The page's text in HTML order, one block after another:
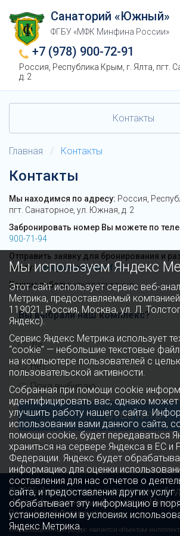
Санаторий «Южный»
ФГБУ «МФК Минфина России»
+7 (978) 900-72-91
Россия, Республика Крым, г. Ялта, пгт.
д. 2
Контакты
Главная / Контакты
Контакты
Мы находимся по адресу: Россия,
пгт. Санаторное, ул. Южная, д. 2
Забронировать номер Вы можете по
900-71-94
Отправить заявку для бронирования и
почту: resepshen@mfkmf.ru
Режим работы:круглосуточно
Вы выбрали наш комплекс?
Да
Нет
Пока выбираю
ОТВЕТИТЬ
© 2026 Федеральное государственное
«Многофункциональный комплекс
Российской Федерации»
Информационный ресурс является объектом
Мы используем Яндекс
Этот сайт использует сервис веб-
Метрика, предоставляемый
119021, Россия, Москва, ул. Л.
Яндекс).
Сервис Яндекс Метрика использует
“cookie” — небольшие текстовые
на компьютере пользователей с
пользовательской активности.
Собранная при помощи cookie
идентифицировать вас, однако
улучшить работу нашего сайта.
использовании вами данного сайта,
помощи cookie, будет передаваться
храниться на сервере Яндекса в ЕС и
Федерации. Яндекс будет
информацию для оценки
составления для нас отчетов о
сайта, и предоставления других
обрабатывает эту информацию в
установленном в условиях
Яндекс Метрика.